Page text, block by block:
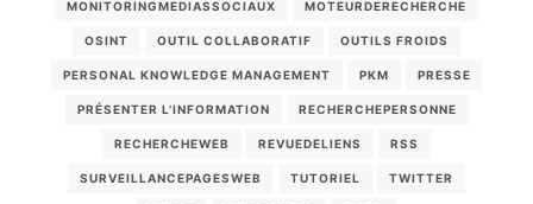
MONITORINGMEDIASSOCIAUX MOTEURDERECHERCHE
OSINT OUTIL COLLABORATIF OUTILS FROIDS
PERSONAL KNOWLEDGE MANAGEMENT PKM PRESSE
PRÉSENTER L'INFORMATION RECHERCHEPERSONNE
RECHERCHEWEB REVUEDELIENS RSS
SURVEILLANCEPAGESWEB TUTORIEL TWITTER